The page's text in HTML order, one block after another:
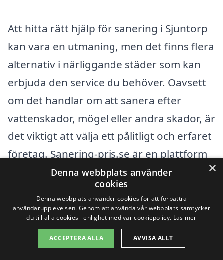
Att hitta rätt hjälp för sanering i Sjuntorp
kan vara en utmaning, men det finns flera
alternativ i närliggande städer som kan
erbjuda den service du behöver. Oavsett
om det handlar om att sanera efter
vattenskador, mögel eller andra skador, är
det viktigt att välja ett pålitligt och erfaret
företag. Sanering-pris.se är en plattform
som underlättar denna process genom
att koppla dig till professionella aktörer i
området. Här kan du enkelt få offerter
och jämföra priser för saneringstjänster.
×
Denna webbplats använder
cookies
Denna webbplats använder cookies för att förbättra
användarupplevelsen. Genom att använda vår webbplats samtycker
du till alla cookies i enlighet med vår cookiepolicy. Läs mer
ACCEPTERA ALLA AVVISA ALLT